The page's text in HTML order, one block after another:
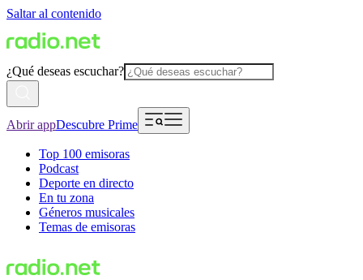
Saltar al contenido
¿Qué deseas escuchar?
Abrir appDescubre Prime
Top 100 emisoras
Podcast
Deporte en directo
En tu zona
Géneros musicales
Temas de emisoras